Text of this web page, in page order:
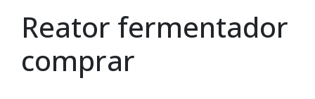
Reator fermentador
comprar